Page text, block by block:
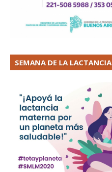
SEMANA DE LA LACTANCIA